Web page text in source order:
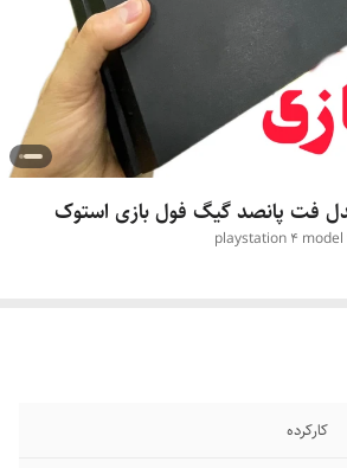
فت پانصد گیگ فول بازی استوک
playstation 4
کارکرده